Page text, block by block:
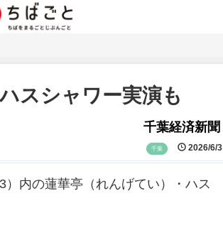
スシャワー実演も
千葉経済新聞
千葉 2026/6/3
）内の蓮華亭（れんげてい）・ハス